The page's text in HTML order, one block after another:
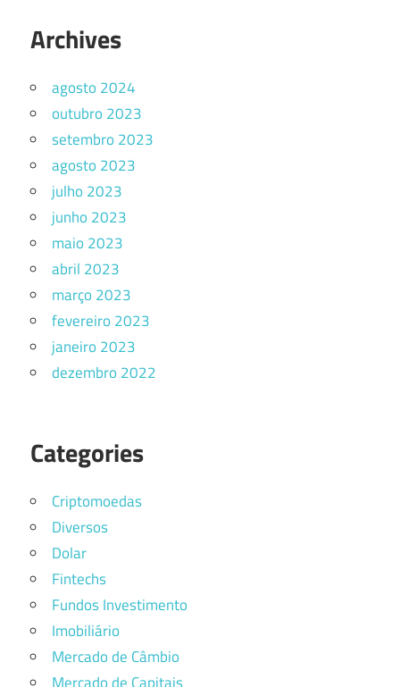
Archives
agosto 2024
outubro 2023
setembro 2023
agosto 2023
julho 2023
junho 2023
maio 2023
abril 2023
março 2023
fevereiro 2023
janeiro 2023
dezembro 2022
Categories
Criptomoedas
Diversos
Dolar
Fintechs
Fundos Investimento
Imobiliário
Mercado de Câmbio